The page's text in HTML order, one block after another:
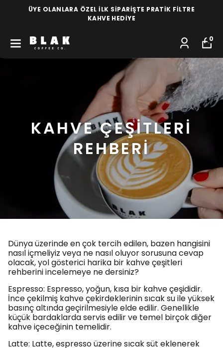
ÜYE OLANLARA ÖZEL İLK SİPARİŞTE PRATİK FİLTRE
KAHVE HEDİYE
0
KAHVE ÇEŞİTLERİ
REHBERİ
Dünya üzerinde en çok tercih edilen, bazen hangisini
nasıl içmeliyiz veya ne nasıl oluyor sorusuna cevap
olacak, yol gösterici harika bir kahve çeşitleri
rehberini incelemeye ne dersiniz?
Espresso: Espresso, yoğun, kısa bir kahve çeşididir.
İnce çekilmiş kahve çekirdeklerinin sıcak su ile yüksek
basınç altında geçirilmesiyle elde edilir. Genellikle
küçük bardaklarda servis edilir ve temel birçok diğer
kahve içeceğinin temelidir.
Latte: Latte, espresso üzerine sıcak süt eklenerek